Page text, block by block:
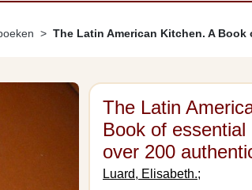
The Latin American Kitchen. A
The Latin
Book of
over 200
Luard, Elisabeth.;